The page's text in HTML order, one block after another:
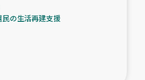
島地震 緊急支援
民の生活再建支援